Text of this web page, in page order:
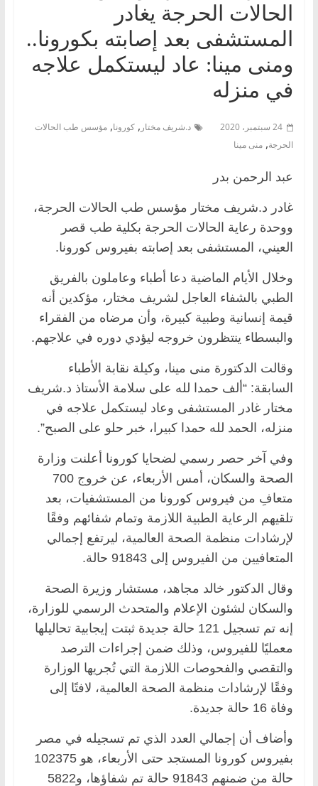
الحالات الحرجة يغادر
المستشفى بعد إصابته بكورونا..
ومنى مينا: عاد ليستكمل علاجه
في منزله
24 سبتمبر، 2020 د.شريف مختار , كورونا, مؤسس طب الحالات
الحرجة, منى مينا
عبد الرحمن بدر
غادر د.شريف مختار مؤسس طب الحالات الحرجة،
ووحدة رعاية الحالات الحرجة بكلية طب قصر
العيني، المستشفى بعد إصابته بفيروس كورونا.
وخلال الأيام الماضية دعا أطباء وعاملون بالفريق
الطبي بالشفاء العاجل لشريف مختار، مؤكدين أنه
قيمة إنسانية وطبية كبيرة، وأن مرضاه من الفقراء
والبسطاء ينتظرون خروجه ليؤدي دوره في علاجهم.
وقالت الدكتورة منى مينا، وكيلة نقابة الأطباء
السابقة: “ألف حمدا لله على سلامة الأستاذ د.شريف
مختار غادر المستشفى وعاد ليستكمل علاجه في
منزله، الحمد لله حمدا كبيرا، خبر حلو على الصبح”.
وفي آخر حصر رسمي لضحايا كورونا أعلنت وزارة
الصحة والسكان، أمس الأربعاء، عن خروج 700
متعافِ من فيروس كورونا من المستشفيات، بعد
تلقيهم الرعاية الطبية اللازمة وتمام شفائهم وفقًا
لإرشادات منظمة الصحة العالمية، ليرتفع إجمالي
المتعافيين من الفيروس إلى 91843 حالة.
وقال الدكتور خالد مجاهد، مستشار وزيرة الصحة
والسكان لشئون الإعلام والمتحدث الرسمي للوزارة،
إنه تم تسجيل 121 حالة جديدة ثبتت إيجابية تحاليلها
معمليًا للفيروس، وذلك ضمن إجراءات الترصد
والتقصي والفحوصات اللازمة التي تُجريها الوزارة
وفقًا لإرشادات منظمة الصحة العالمية، لافتًا إلى
وفاة 16 حالة جديدة.
وأضاف أن إجمالي العدد الذي تم تسجيله في مصر
بفيروس كورونا المستجد حتى الأربعاء، هو 102375
حالة من ضمنهم 91843 حالة تم شفاؤها، و5822